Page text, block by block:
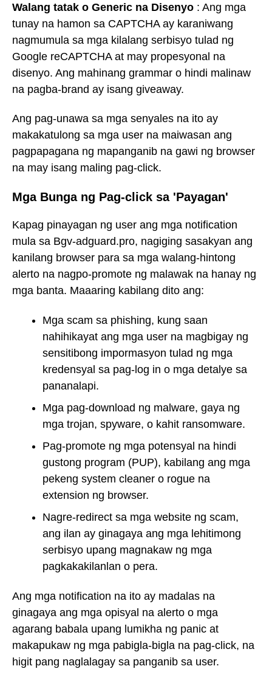
Walang tatak o Generic na Disenyo : Ang mga
tunay na hamon sa CAPTCHA ay karaniwang
nagmumula sa mga kilalang serbisyo tulad ng
Google reCAPTCHA at may propesyonal na
disenyo. Ang mahinang grammar o hindi malinaw
na pagba-brand ay isang giveaway.
Ang pag-unawa sa mga senyales na ito ay
makakatulong sa mga user na maiwasan ang
pagpapagana ng mapanganib na gawi ng browser
na may isang maling pag-click.
Mga Bunga ng Pag-click sa 'Payagan'
Kapag pinayagan ng user ang mga notification
mula sa Bgv-adguard.pro, nagiging sasakyan ang
kanilang browser para sa mga walang-hintong
alerto na nagpo-promote ng malawak na hanay ng
mga banta. Maaaring kabilang dito ang:
Mga scam sa phishing, kung saan
nahihikayat ang mga user na magbigay ng
sensitibong impormasyon tulad ng mga
kredensyal sa pag-log in o mga detalye sa
pananalapi.
Mga pag-download ng malware, gaya ng
mga trojan, spyware, o kahit ransomware.
Pag-promote ng mga potensyal na hindi
gustong program (PUP), kabilang ang mga
pekeng system cleaner o rogue na
extension ng browser.
Nagre-redirect sa mga website ng scam,
ang ilan ay ginagaya ang mga lehitimong
serbisyo upang magnakaw ng mga
pagkakakilanlan o pera.
Ang mga notification na ito ay madalas na
ginagaya ang mga opisyal na alerto o mga
agarang babala upang lumikha ng panic at
makapukaw ng mga pabigla-bigla na pag-click, na
higit pang naglalagay sa panganib sa user.